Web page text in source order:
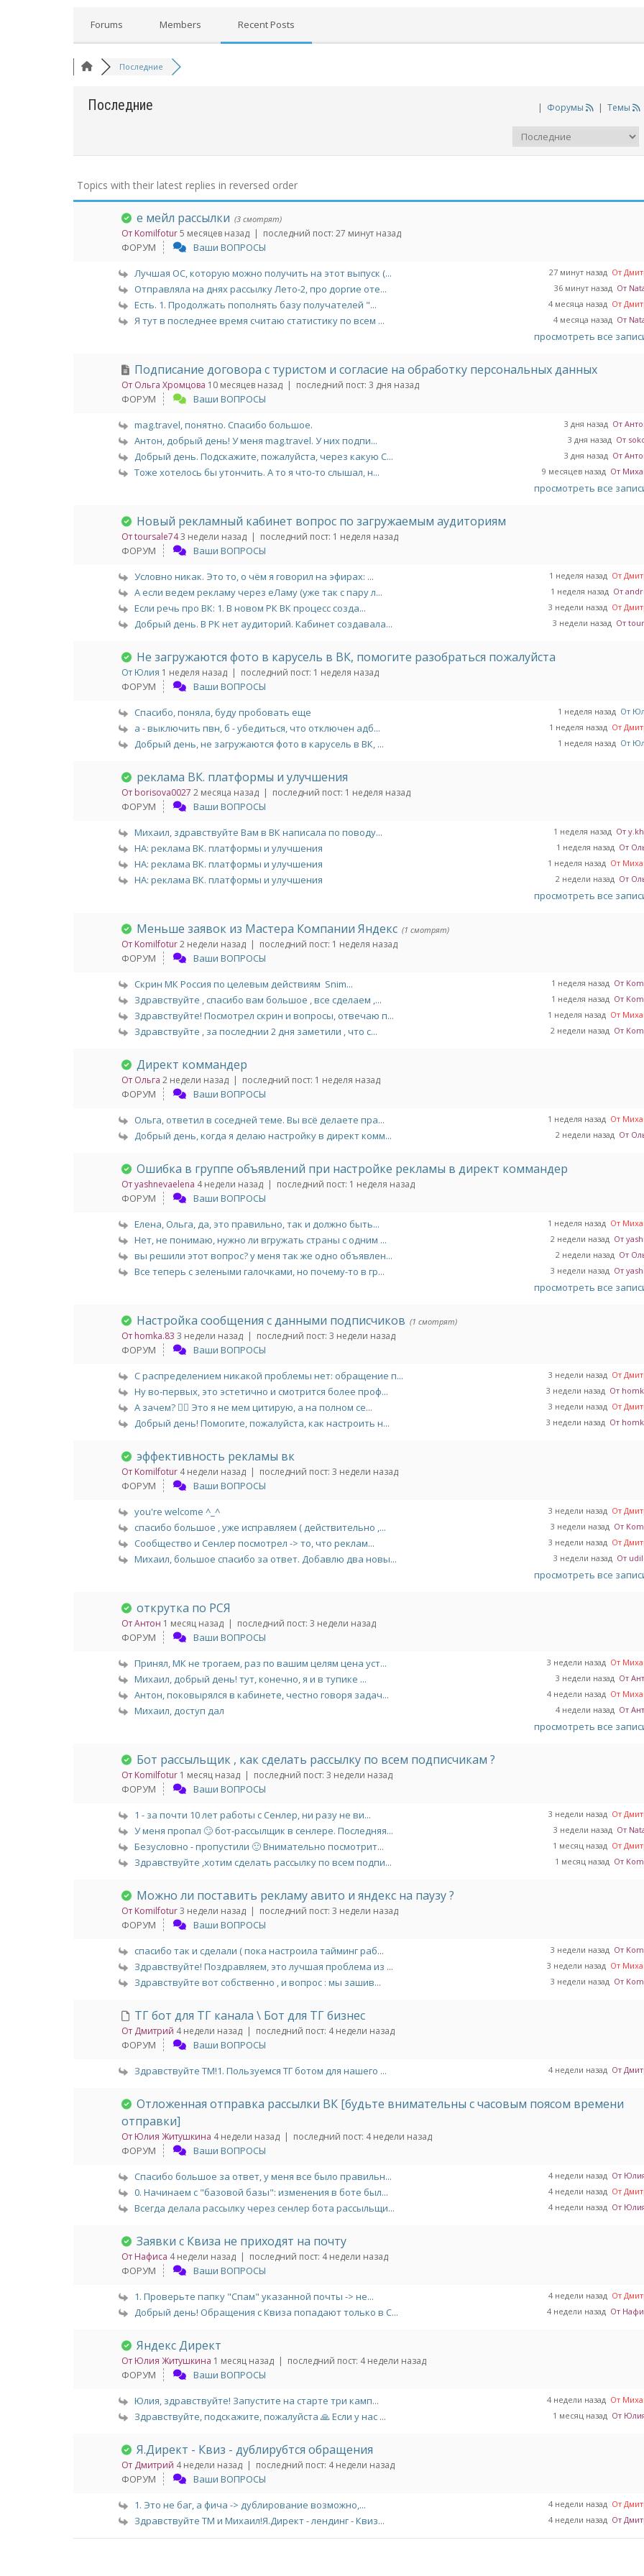
Forums Members Recent Posts
Последние
Последние | Форумы | Темы
Topics with their latest replies in reversed order
е мейл рассылки (3 смотрят)
От Komilfotur5 месяцев назад | последний пост: 27 минут назад
ФОРУМ
Ваши ВОПРОСЫ
Лучшая ОС, которую можно получить на этот выпуск (...
27 минут назад От
Отправляла на днях рассылку Лето-2, про доргие оте... 36 минут назад От
Есть. 1. Продолжать пополнять базу получателей "... 4 месяца назад От
Я тут в последнее время считаю статистику по всем ... 4 месяца назад От
просмотреть все
Подписание договора с туристом и согласие на обработку персональных данных
От Ольга Хромцова 10 месяцев назад | последний пост: 3 дня назад
ФОРУМ
Ваши ВОПРОСЫ
mag.travel, понятно. Спасибо большое.
3 дня назад От
Антон, добрый день! У меня mag.travel. У них подпи... 3 дня назад От
Добрый день. Подскажите, пожалуйста, через какую C... 3 дня назад От
Тоже хотелось бы утончить. А то я что-то слышал, н... 9 месяцев назад От
просмотреть все
Новый рекламный кабинет вопрос по загружаемым аудиториям
От toursale743 недели назад | последний пост: 1 неделя назад
ФОРУМ
Ваши ВОПРОСЫ
Условно никак. Это то, о чём я говорил на эфирах: ...
1 неделя назад От
А если ведем рекламу через еЛаму (уже так с пару л... 1 неделя назад От
Если речь про ВК: 1. В новом РК ВК процесс созда... 3 недели назад От
Добрый день. В РК нет аудиторий. Кабинет создавала... 3 недели назад От
Не загружаются фото в карусель в ВК, помогите разобраться пожалуйста
От Юлия 1 неделя назад | последний пост: 1 неделя назад
ФОРУМ
Ваши ВОПРОСЫ
Спасибо, поняла, буду пробовать еще
1 неделя назад От
а - выключить пвн, б - убедиться, что отключен адб... 1 неделя назад От
Добрый день, не загружаются фото в карусель в ВК, ... 1 неделя назад От
реклама ВК. платформы и улучшения
От borisova0027 2 месяца назад | последний пост: 1 неделя назад
ФОРУМ
Ваши ВОПРОСЫ
Михаил, здравствуйте Вам в ВК написала по поводу...
1 неделя назад От
НА: реклама ВК. платформы и улучшения 1 неделя назад От
НА: реклама ВК. платформы и улучшения 1 неделя назад От
НА: реклама ВК. платформы и улучшения 2 недели назад От
просмотреть все
Меньше заявок из Мастера Компании Яндекс (1 смотрят)
От Komilfotur2 недели назад | последний пост: 1 неделя назад
ФОРУМ
Ваши ВОПРОСЫ
Скрин МК Россия по целевым действиям Snim...
1 неделя назад От
Здравствуйте , спасибо вам большое , все сделаем ,... 1 неделя назад От
Здравствуйте! Посмотрел скрин и вопросы, отвечаю п... 1 неделя назад От
Здравствуйте , за последнии 2 дня заметили , что с... 2 недели назад От
Директ коммандер
От Ольга 2 недели назад | последний пост: 1 неделя назад
ФОРУМ
Ваши ВОПРОСЫ
Ольга, ответил в соседней теме. Вы всё делаете пра...
1 неделя назад От
Добрый день, когда я делаю настройку в директ комм... 2 недели назад От
Ошибка в группе объявлений при настройке рекламы в директ коммандер
От yashnevaelena 4 недели назад | последний пост: 1 неделя назад
ФОРУМ
Ваши ВОПРОСЫ
Елена, Ольга, да, это правильно, так и должно быть...
1 неделя назад От
Нет, не понимаю, нужно ли вгружать страны с одним ... 2 недели назад От
вы решили этот вопрос? у меня так же одно объявлен... 2 недели назад От
Все теперь с зелеными галочками, но почему-то в гр... 3 недели назад От
просмотреть все
Настройка сообщения с данными подписчиков (1 смотрят)
От homka.83 3 недели назад | последний пост: 3 недели назад
ФОРУМ
Ваши ВОПРОСЫ
С распределением никакой проблемы нет: обращение п...
3 недели назад От
Ну во-первых, это эстетично и смотрится более проф... 3 недели назад От
А зачем? 🤷‍♂️ Это я не мем цитирую, а на полном се... 3 недели назад От
Добрый день! Помогите, пожалуйста, как настроить н... 3 недели назад От
эффективность рекламы вк
От Komilfotur 4 недели назад | последний пост: 3 недели назад
ФОРУМ
Ваши ВОПРОСЫ
you're welcome ^_^
3 недели назад От
спасибо большое , уже исправляем ( действительно ,... 3 недели назад От
Сообщество и Сенлер посмотрел -> то, что реклам... 3 недели назад От
Михаил, большое спасибо за ответ. Добавлю два новы... 3 недели назад От
просмотреть все
открутка по РСЯ
От Антон 1 месяц назад | последний пост: 3 недели назад
ФОРУМ
Ваши ВОПРОСЫ
Принял, МК не трогаем, раз по вашим целям цена уст...
3 недели назад От
Михаил, добрый день! тут, конечно, я и в тупике ... 3 недели назад От
Антон, поковырялся в кабинете, честно говоря задач... 4 недели назад От
Михаил, доступ дал 4 недели назад От
просмотреть все
Бот рассыльщик , как сделать рассылку по всем подписчикам ?
От Komilfotur 1 месяц назад | последний пост: 3 недели назад
ФОРУМ
Ваши ВОПРОСЫ
1 - за почти 10 лет работы с Сенлер, ни разу не ви...
3 недели назад От
У меня пропал 🙄 бот-рассылщик в сенлере. Последняя... 3 недели назад От
Безусловно - пропустили 🙂 Внимательно посмотрит... 1 месяц назад От
Здравствуйте ,хотим сделать рассылку по всем подпи... 1 месяц назад От
Можно ли поставить рекламу авито и яндекс на паузу ?
От Komilfotur3 недели назад | последний пост: 3 недели назад
ФОРУМ
Ваши ВОПРОСЫ
спасибо так и сделали ( пока настроила тайминг раб...
3 недели назад От
Здравствуйте! Поздравляем, это лучшая проблема из ... 3 недели назад От
Здравствуйте вот собственно , и вопрос : мы зашив... 3 недели назад От
TГ бот для TГ канала \ Бот для ТГ бизнес
От Дмитрий 4 недели назад | последний пост: 4 недели назад
ФОРУМ
Ваши ВОПРОСЫ
Здравствуйте ТМ!1. Пользуемся ТГ ботом для нашего ...
4 недели назад От
Отложенная отправка рассылки ВК [будьте внимательны с часовым поясом времени
отправки]
От Юлия Житушкина 4 недели назад | последний пост: 4 недели назад
ФОРУМ
Ваши ВОПРОСЫ
Спасибо большое за ответ, у меня все было правильн...
4 недели назад От
0. Начинаем с "базовой базы": изменения в боте был... 4 недели назад От
Всегда делала рассылку через сенлер бота рассыльщи... 4 недели назад От
Заявки с Квиза не приходят на почту
От Нафиса 4 недели назад | последний пост: 4 недели назад
ФОРУМ
Ваши ВОПРОСЫ
1. Проверьте папку "Спам" указанной почты -> не...
4 недели назад От
Добрый день! Обращения с Квиза попадают только в С... 4 недели назад От
Яндекс Директ
От Юлия Житушкина 1 месяц назад | последний пост: 4 недели назад
ФОРУМ
Ваши ВОПРОСЫ
Юлия, здравствуйте! Запустите на старте три камп...
4 недели назад От
Здравствуйте, подскажите, пожалуйста 🙏 Если у нас ... 1 месяц назад От
Я.Директ - Квиз - дублирубтся обращения
От Дмитрий 4 недели назад | последний пост: 4 недели назад
ФОРУМ
Ваши ВОПРОСЫ
1. Это не баг, а фича -> дублирование возможно,...
4 недели назад От
Здравствуйте ТМ и Михаил!Я.Директ - лендинг - Квиз... 4 недели назад От